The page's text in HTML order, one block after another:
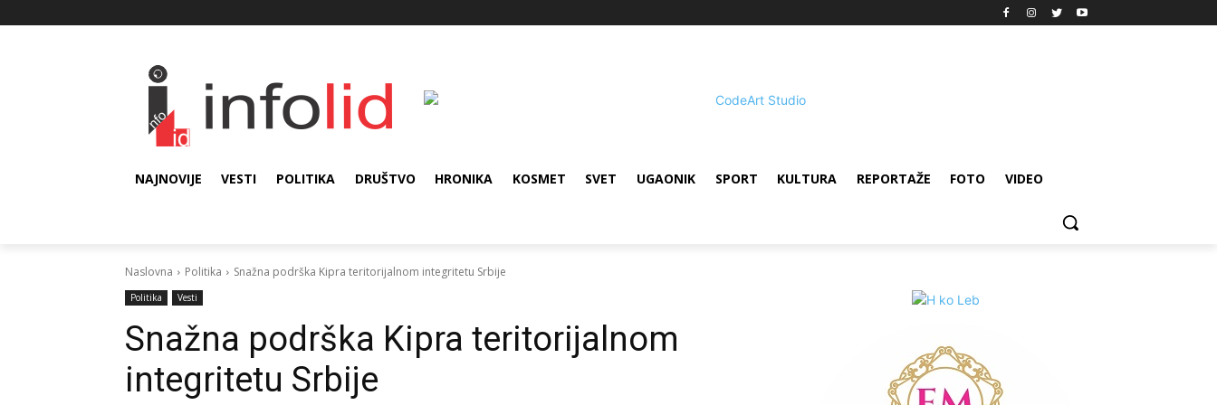
NAJNOVIJE VESTI POLITIKA DRUŠTVO HRONIKA KOSMET SVET UGAONIK SPORT KULTURA REPORTAŽE FOTO VIDEO
Naslovna Politika Snažna podrška Kipra teritorijalnom integritetu Srbije
Politika Vesti
Snažna podrška Kipra teritorijalnom
integritetu Srbije